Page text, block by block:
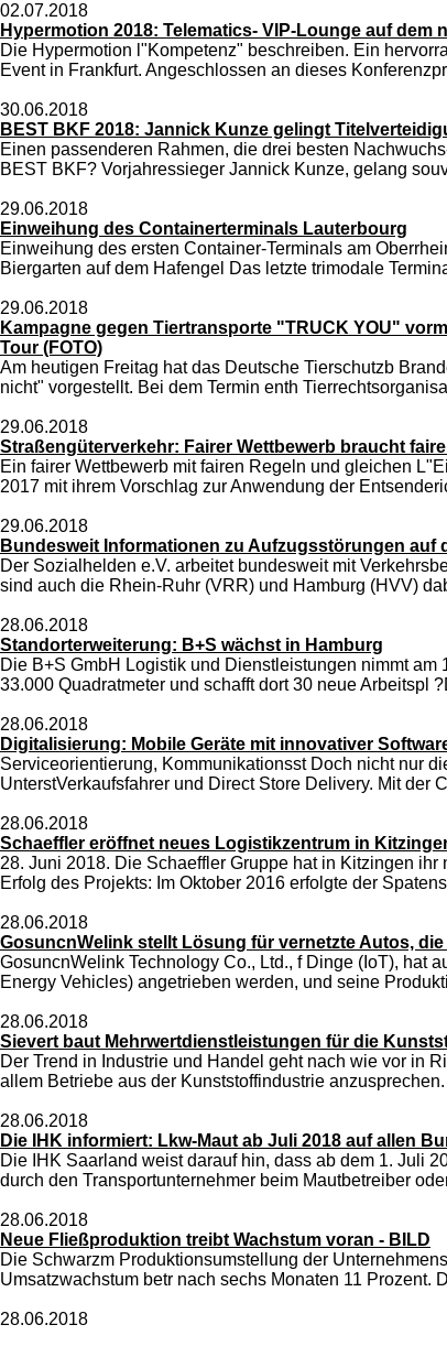
02.07.2018
Hypermotion 2018: Telematics- VIP-Lounge auf
Die Hypermotion l"Kompetenz" beschreiben. Ein
Event in Frankfurt. Angeschlossen an dieses
30.06.2018
BEST BKF 2018: Jannick Kunze gelingt
Einen passenderen Rahmen, die drei besten
BEST BKF? Vorjahressieger Jannick Kunze, gelang
29.06.2018
Einweihung des Containerterminals Lauterbourg
Einweihung des ersten Container-Terminals am
Biergarten auf dem Hafengel Das letzte trimodale
29.06.2018
Kampagne gegen Tiertransporte "TRUCK YOU"
Tour (FOTO)
Am heutigen Freitag hat das Deutsche Tierschutzb
nicht" vorgestellt. Bei dem Termin enth
29.06.2018
Straßengüterverkehr: Fairer Wettbewerb braucht
Ein fairer Wettbewerb mit fairen Regeln und gleichen
2017 mit ihrem Vorschlag zur Anwendung der
29.06.2018
Bundesweit Informationen zu Aufzugsstörungen auf
Der Sozialhelden e.V. arbeitet bundesweit mit
sind auch die Rhein-Ruhr (VRR) und Hamburg (HVV)
28.06.2018
Standorterweiterung: B+S wächst in Hamburg
Die B+S GmbH Logistik und Dienstleistungen nimmt
33.000 Quadratmeter und schafft dort 30 neue Arbeitspl
28.06.2018
Digitalisierung: Mobile Geräte mit innovativer
Serviceorientierung, Kommunikationsst Doch nicht nur
UnterstVerkaufsfahrer und Direct Store Delivery. Mit der
28.06.2018
Schaeffler eröffnet neues Logistikzentrum in
28. Juni 2018. Die Schaeffler Gruppe hat in Kitzingen
Erfolg des Projekts: Im Oktober 2016 erfolgte der
28.06.2018
GosuncnWelink stellt Lösung für vernetzte Autos,
GosuncnWelink Technology Co., Ltd., f Dinge (IoT), hat
Energy Vehicles) angetrieben werden, und seine
28.06.2018
Sievert baut Mehrwertdienstleistungen für die
Der Trend in Industrie und Handel geht nach wie vor in
allem Betriebe aus der Kunststoffindustrie
28.06.2018
Die IHK informiert: Lkw-Maut ab Juli 2018 auf allen
Die IHK Saarland weist darauf hin, dass ab dem 1. Juli
durch den Transportunternehmer beim Mautbetreiber
28.06.2018
Neue Fließproduktion treibt Wachstum voran - BILD
Die Schwarzm Produktionsumstellung der
Umsatzwachstum betr nach sechs Monaten 11 Prozent.
28.06.2018